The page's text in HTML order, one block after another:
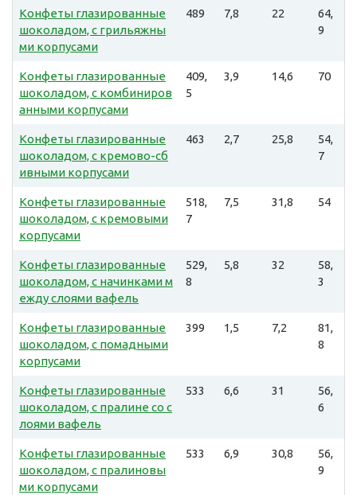
Конфеты глазированные
шоколадом, с грильяжны
ми корпусами
489 7,8 22
64,
9
Конфеты глазированные
шоколадом, с комбиниров
анными корпусами
409,
5
3,9 14,6 70
Конфеты глазированные
шоколадом, с кремово-сб
ивными корпусами
463 2,7 25,8
54,
7
Конфеты глазированные
шоколадом, с кремовыми
корпусами
518,
7
7,5 31,8 54
Конфеты глазированные
шоколадом, с начинками м
ежду слоями вафель
529,
8
5,8 32
58,
3
Конфеты глазированные
шоколадом, с помадными
корпусами
399 1,5 7,2
81,
8
Конфеты глазированные
шоколадом, с пралине со с
лоями вафель
533 6,6 31
56,
6
Конфеты глазированные
шоколадом, с пралиновы
ми корпусами
533 6,9 30,8
56,
9